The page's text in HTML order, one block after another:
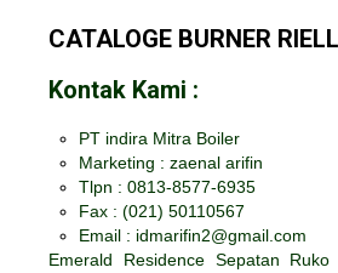
CATALOGE BURNER
Kontak Kami :
PT indira Mitra Boiler
Marketing : zaenal arifin
Tlpn : 0813-8577-6935
Fax : (021) 50110567
Email : idmarifin2@gmail.com
Emerald Residence Sepatan Ruko